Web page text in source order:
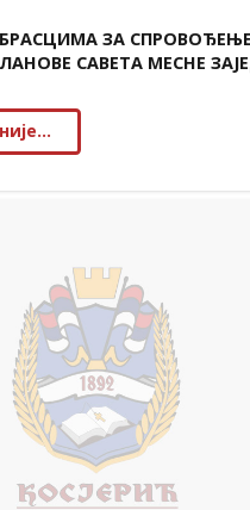
ЗА СПРОВОЂЕЊЕ
САВЕТА МЕСНЕ